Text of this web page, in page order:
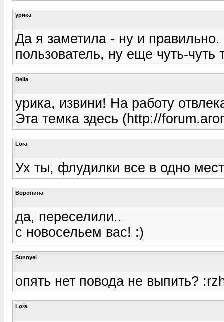
урика
Да я заметила - ну и
пользователь, ну еще чуть-
Bella
урика, извини! На работу
Эта темка здесь (http://
Lora
Ух ты, флудилки все в одно
Воронина
да, переселили..
с новосельем вас! :)
Sunnyel
опять нет повода не выпить?
Lora